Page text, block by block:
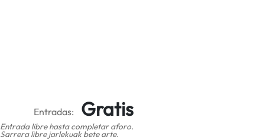
Entradas: Gratis
Entrada libre hasta completar aforo.
Sarrera libre jarlekuak bete arte.